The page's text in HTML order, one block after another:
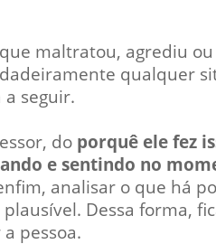
maltratou, agrediu
qualquer
a seguir.
do porquê ele fez
e sentindo no
analisar o que há
Dessa forma,
pessoa.